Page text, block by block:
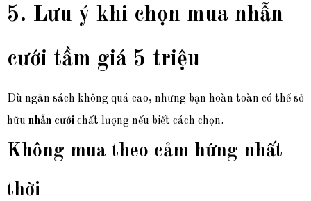
5. Lưu ý khi chọn mua nhẫn
cưới tầm giá 5 triệu
Dù ngân sách không quá cao, nhưng bạn hoàn toàn có thể sở
hữu nhẫn cưới chất lượng nếu biết cách chọn.
Không mua theo cảm hứng nhất
thời